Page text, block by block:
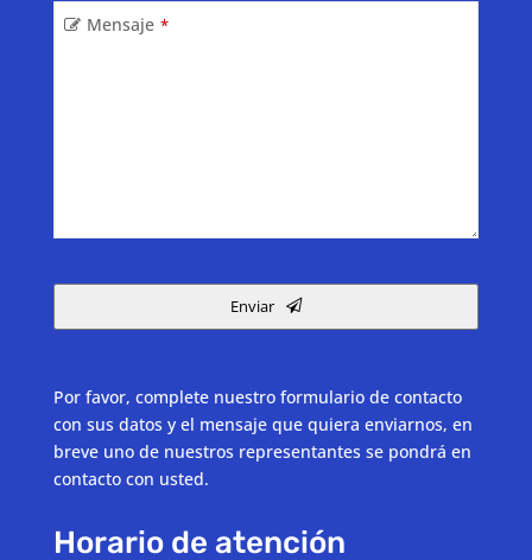
Mensaje *
Enviar
Por favor, complete nuestro formulario de contacto
con sus datos y el mensaje que quiera enviarnos, en
breve uno de nuestros representantes se pondrá en
contacto con usted.
Horario de atención